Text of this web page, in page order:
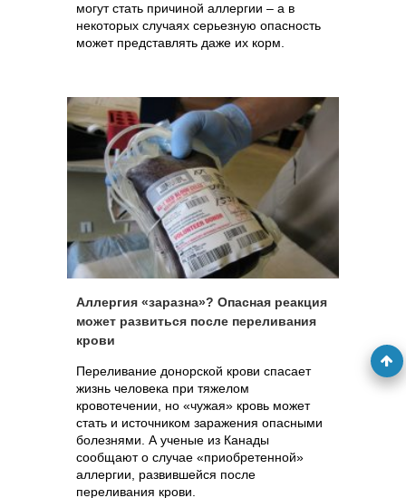
могут стать причиной аллергии – а в
некоторых случаях серьезную опасность
может представлять даже их корм.
Аллергия «заразна»? Опасная реакция
может развиться после переливания
крови
Переливание донорской крови спасает
жизнь человека при тяжелом
кровотечении, но «чужая» кровь может
стать и источником заражения опасными
болезнями. А ученые из Канады
сообщают о случае «приобретенной»
аллергии, развившейся после
переливания крови.